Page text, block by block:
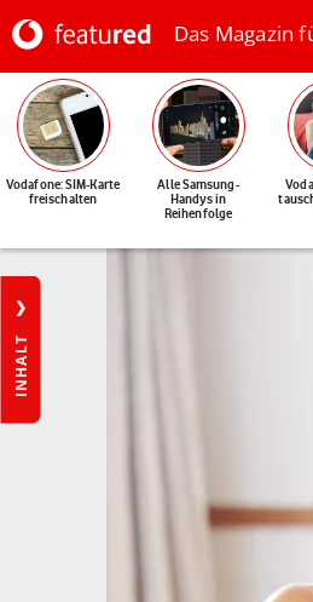
Das Magazin
Vodafone: SIM-Karte
freischalten
Alle Samsung-
Handys in
Reihenfolge
INHALT